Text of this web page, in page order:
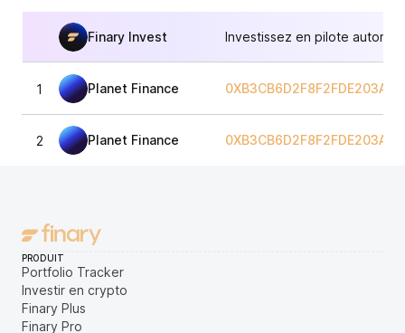
Finary Invest Investissez en pilote
1 Planet Finance
2 Planet Finance
PRODUIT
Portfolio Tracker
Investir en crypto
Finary Plus
Finary Pro